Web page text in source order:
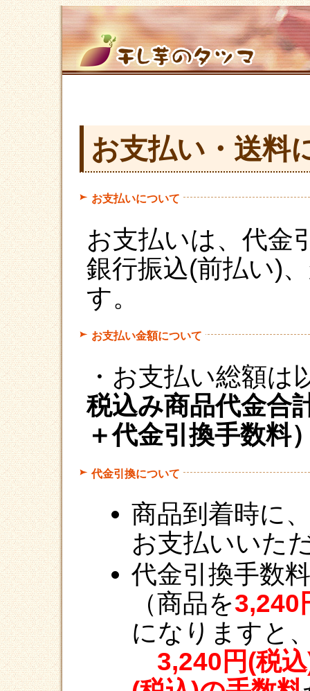
お支払い・送料
お支払いについて
お支払いは、代金
銀行振込(前払い)
す。
お支払い金額について
・お支払い総額
税込み商品代金合
＋代金引換手数料
代金引換について
商品到着時に
お支払いいた
代金引換手数
（商品を3,240
になりますと
3,240円(税